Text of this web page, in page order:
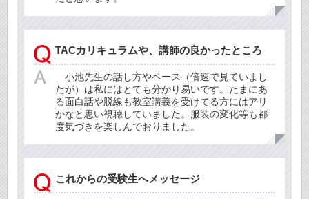
TACカリキュラムや、講師の良かったところ
小池先生の話し方やペース（倍速で見ていまし
たが）は私にはとても分かり易いです。たまにあ
る面白話や脱線も教室講義を受けてる方にはアリ
かなと思い視聴していました。服装の変化等も都
度気づきを楽しんでおりました。
これからの受験生へメッセージ